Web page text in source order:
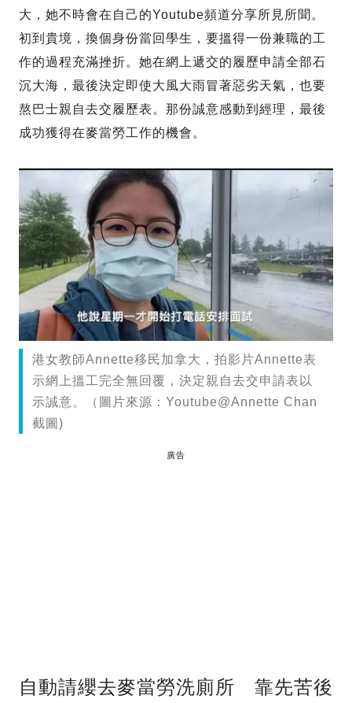
大，她不時會在自己的Youtube頻道分享所見所聞。
初到貴境，換個身份當回學生，要搵得一份兼職的工
作的過程充滿挫折。她在網上遞交的履歷申請全部石
沉大海，最後決定即使大風大雨冒著惡劣天氣，也要
熬巴士親自去交履歷表。那份誠意感動到經理，最後
成功獲得在麥當勞工作的機會。
港女教師Annette移民加拿大，拍影片Annette表
示網上搵工完全無回覆，決定親自去交申請表以
示誠意。（圖片來源：Youtube@Annette Chan
截圖)
廣告
自動請纓去麥當勞洗廁所 靠先苦後